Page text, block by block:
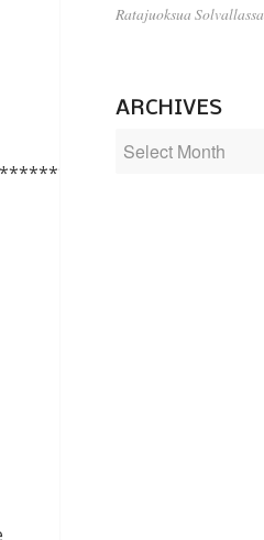
Ratajuoksua Solvallassa
ARCHIVES